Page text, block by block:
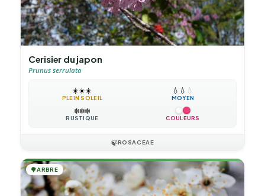
Cerisier du japon
Prunus serrulata
☀️☀️☀️
PLEIN SOLEIL
💧 💧 💧
MOYEN
❄️❄️❄️
RUSTIQUE COULEURS
🍃ROSACEAE
🌳ARBRE